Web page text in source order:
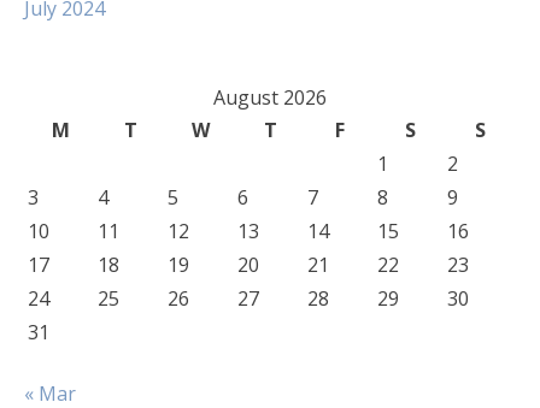
July 2024
August 2026
M
T W T F S
S
1
2
3
4 5 6 7 8
9
10
11 12 13 14 15
16
17
18 19 20 21 22
23
24
25 26 27 28 29
30
31
« Mar